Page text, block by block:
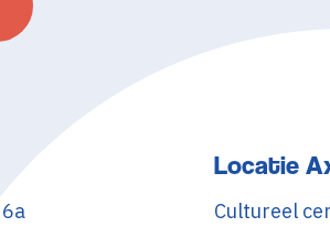
Locatie
Cultureel